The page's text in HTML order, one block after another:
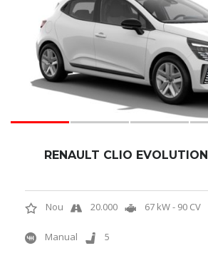
RENAULT CLIO EVOLUTION
Nou 20.000 67 kW - 90 CV
Manual 5